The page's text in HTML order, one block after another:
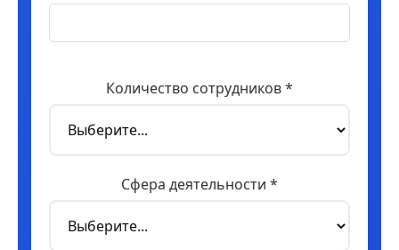
Количество сотрудников *
Сфера деятельности *